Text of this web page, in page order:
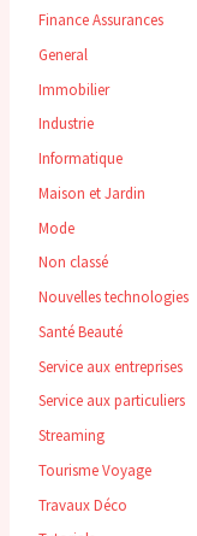
Finance Assurances
General
Immobilier
Industrie
Informatique
Maison et Jardin
Mode
Non classé
Nouvelles technologies
Santé Beauté
Service aux entreprises
Service aux particuliers
Streaming
Tourisme Voyage
Travaux Déco